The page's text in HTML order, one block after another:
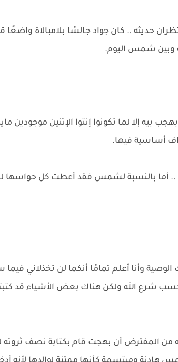
حديثه .. كان جواد جالسًا بلامبالاة واضعًا
وبين شمس اليوم.
بيه إلا لما تكونوا إنتوا الإتنين موجودين
أساسية فيها.
.. أما بالنسبة لشمس فقد أعطت كل حواسها
وأنا أعلم تمامًا أنكما لن تخذلاني
الله ولكن هناك بعض الأشياء قد
من المفترض أن بهجت قام بكتابة نصف ثروته